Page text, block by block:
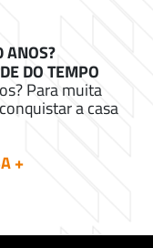
ANOS?
DO TEMPO
Para muita
a casa
+